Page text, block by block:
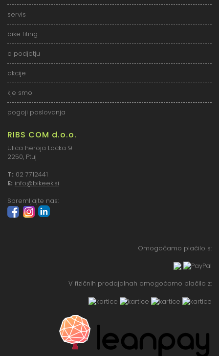
servis
bike fiting
o podjetju
akcije
kje smo
pogoji poslovanja
RIBS COM d.o.o.
Ulica heroja Lacka 9
2250, Ptuj
T: 02 7712441
E: info@bikeek.si
Spremljajte nas:
Omogočamo plačilo s:
V fizičnih prodajalnah omogočamo plačilo z: